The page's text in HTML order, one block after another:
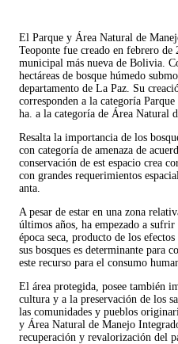
El Parque y Área Natural de
Teoponte fue creado en febrero
municipal más nueva de Bolivia.
hectáreas de bosque húmedo
departamento de La Paz. Su
corresponden a la categoría
ha. a la categoría de Área Natural
Resalta la importancia de los
con categoría de amenaza de
conservación de est espacio crea
con grandes requerimientos
anta.
A pesar de estar en una zona
últimos años, ha empezado a
época seca, producto de los
sus bosques es determinante para
este recurso para el consumo
El área protegida, posee también
cultura y a la preservación de los
las comunidades y pueblos
y Área Natural de Manejo
recuperación y revalorización del